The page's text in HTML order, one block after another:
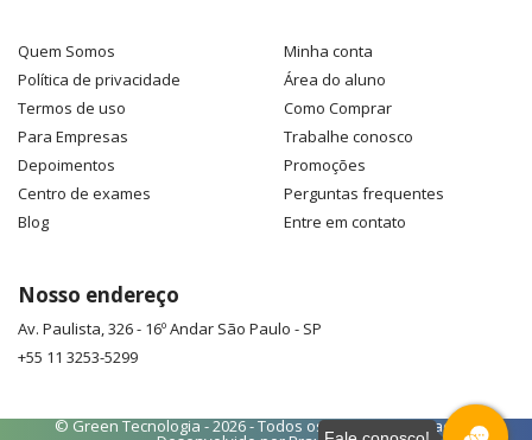
Quem Somos
Política de privacidade
Termos de uso
Para Empresas
Depoimentos
Centro de exames
Blog
Minha conta
Área do aluno
Como Comprar
Trabalhe conosco
Promoções
Perguntas frequentes
Entre em contato
Nosso endereço
Av. Paulista, 326 - 16º Andar São Paulo - SP
+55 11 3253-5299
© Green Tecnologia - 2026 - Todos os direitos reservados -